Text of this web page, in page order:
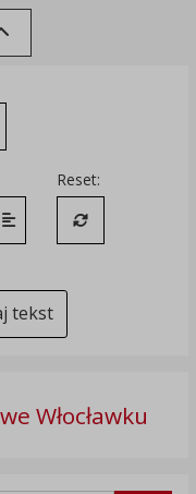
między literami
Zmień interlinię i margines
Reset:
Przywróć
tekst
Włocławku